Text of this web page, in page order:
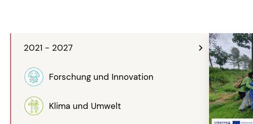
2021 - 2027
Forschung und Innovation
Klima und Umwelt